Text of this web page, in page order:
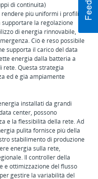
di continuità)
più uniformi i profili di
supportare la regolazione
di energia rinnovabile,
Ciò è reso possibile
supporta il carico del data
energia dalla batteria a
rete. Questa strategia
ed è già ampiamente
installati da grandi
center, possono
e la flessibilità della rete. Ad
pulita fornisce più della
stabilimento di produzione
energia sulla rete,
Il controller della
e ottimizzazione del flusso
gestire la variabilità del